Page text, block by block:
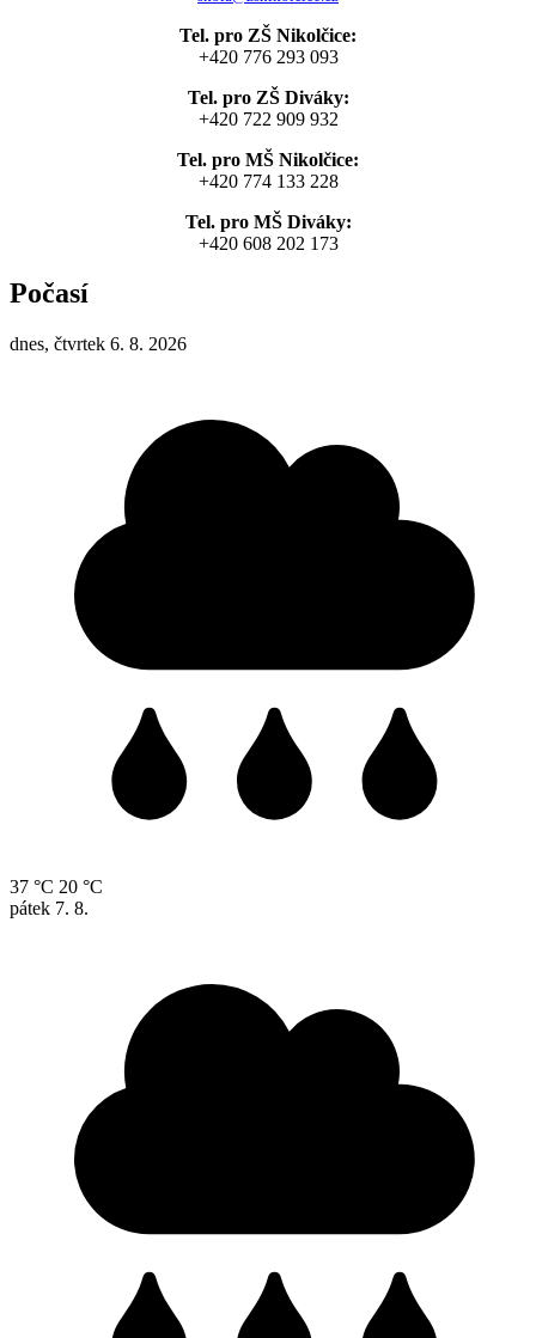
Tel. pro ZŠ Nikolčice:
+420 776 293 093
Tel. pro ZŠ Diváky:
+420 722 909 932
Tel. pro MŠ Nikolčice:
+420 774 133 228
Tel. pro MŠ Diváky:
+420 608 202 173
Počasí
dnes, čtvrtek 6. 8. 2026
37 °C 20 °C
pátek 7. 8.